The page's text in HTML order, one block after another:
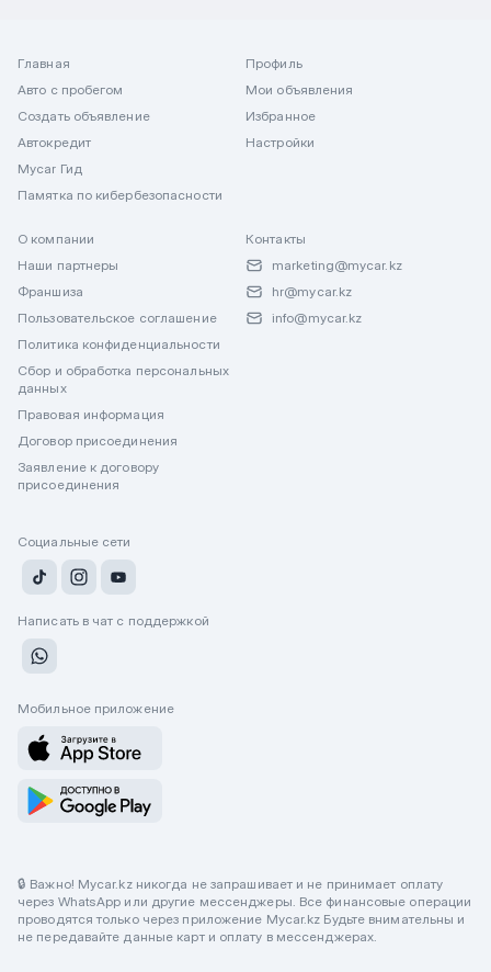
Главная
Авто с пробегом
Создать объявление
Автокредит
Mycar Гид
Памятка по кибербезопасности
Профиль
Мои объявления
Избранное
Настройки
О компании
Наши партнеры
Франшиза
Пользовательское соглашение
Политика конфиденциальности
Сбор и обработка персональных
данных
Правовая информация
Договор присоединения
Заявление к договору
присоединения
Контакты
marketing@mycar.kz
hr@mycar.kz
info@mycar.kz
Социальные сети
Написать в чат с поддержкой
Мобильное приложение
🔒 Важно! Mycar.kz никогда не запрашивает и не принимает оплату
через WhatsApp или другие мессенджеры. Все финансовые операции
проводятся только через приложение Mycar.kz Будьте внимательны и
не передавайте данные карт и оплату в мессенджерах.